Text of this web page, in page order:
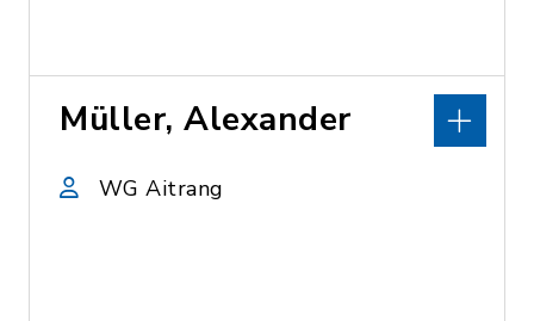
Müller, Alexander
WG Aitrang